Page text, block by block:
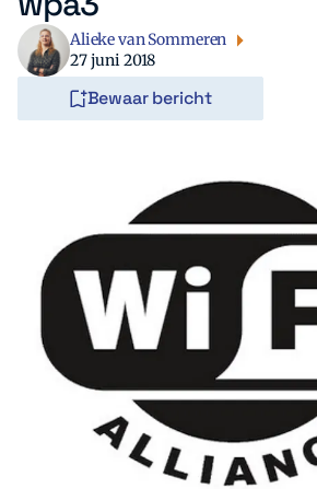
Alieke van Sommeren
27 juni 2018
Bewaar bericht